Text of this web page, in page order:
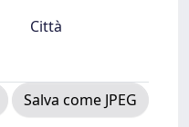
Città
Salva come JPEG